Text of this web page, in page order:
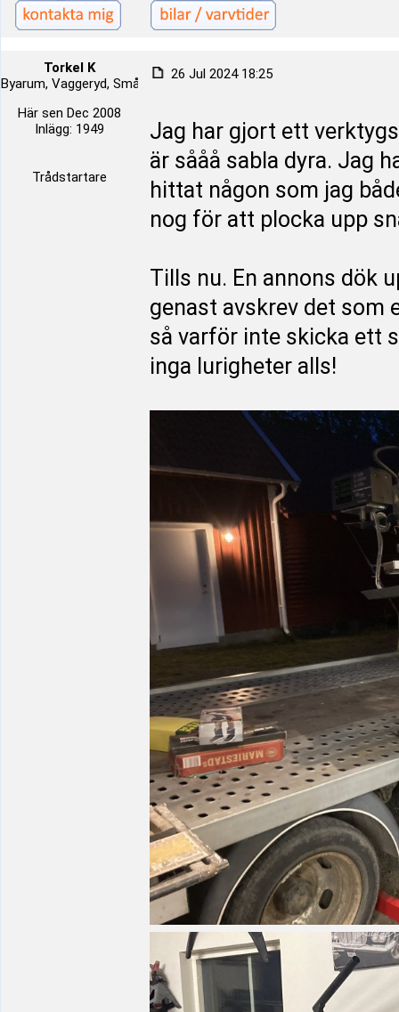
Torkel K
Byarum, Vaggeryd, Småland, Sverige
Här sen Dec 2008
Inlägg: 1949
Trådstartare
26 Jul 2024 18:25
Jag har gjort ett
är sååå sabla dyra. Jag
hittat någon som jag
nog för att plocka upp
Tills nu. En annons dök
genast avskrev det som
så varför inte skicka ett
inga lurigheter alls!